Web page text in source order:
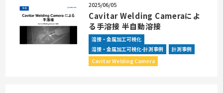
2025/06/05
Cavitar Welding Cameraによ
る手溶接 半自動溶接
溶接・金属加工可視化
溶接・金属加工可視化-計測事例
計測事例
Cavitar Welding Camera